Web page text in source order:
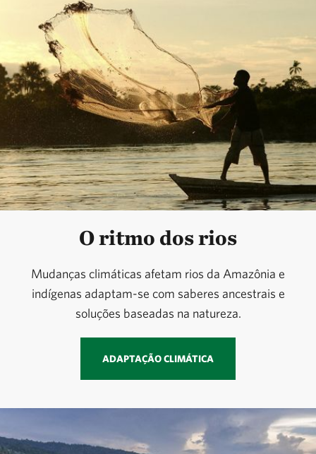
O ritmo dos rios
Mudanças climáticas afetam rios da Amazônia e
indígenas adaptam-se com saberes ancestrais e
soluções baseadas na natureza.
ADAPTAÇÃO CLIMÁTICA